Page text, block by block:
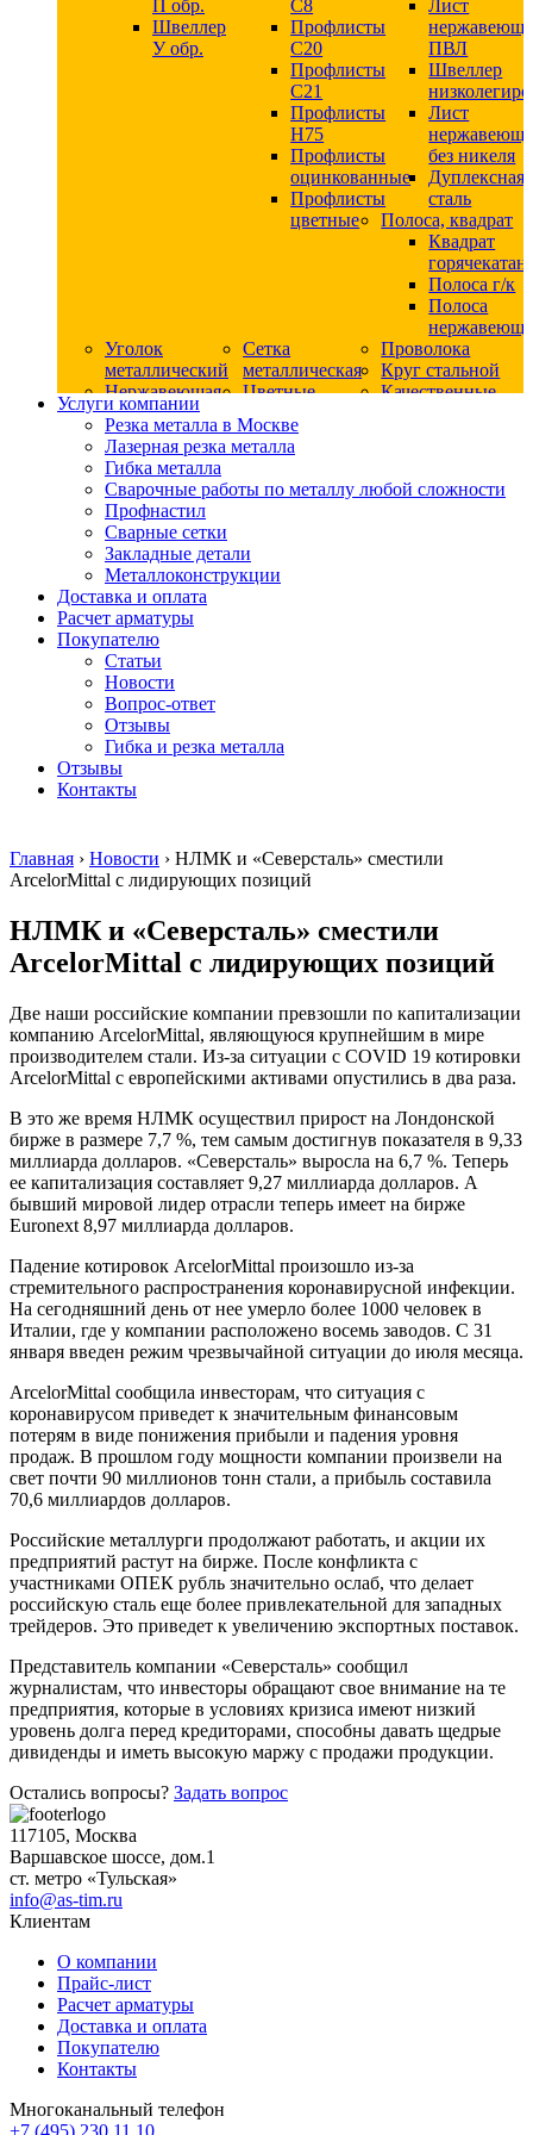
П обр.
Швеллер
У обр.
С8
Профлисты
С20
Профлисты
C21
Профлисты
Н75
Профлисты
оцинкованные
Профлисты
цветные
Лист
ПВЛ
Швеллер
Лист
без никеля
Дуплексная
сталь
Полоса, квадрат
Квадрат
Полоса г/к
Полоса
Уголок
металлический
Сетка
металлическая
Проволока
Круг стальной
Нержавеющая
сталь
Квадрат
нержавеющий
никельсодержащий
Круг
нержавеющий
безникелевый
жаропрочный
Круг
нержавеющий
никельсодержащий
Шестигранник
нержавеющий
никельсодержащий
Шестигранник
нержавеющий
безникелевый
Трубы
нержавеющие
AISI
прямоугольные
Трубы
электросварные
AISI
квадратные
Трубы
электросварные
AISI
Трубы
нержавеющие
перфорированные
Трубы
бесшовные
Цветные
Шестигранник
дюралевый
дюралевый
Общестроительный
профиль
Плита
Профиль
(вентиляционный)
Тавр
алюминиевый
Труба
Уголок
алюминиевый
Фольга
алюминиевая
Чушка
алюминиевая
алюминиевый
Шина
алюминиевая
Шестигранник
латунный
латунный
Круг
латунный
(пруток)
Лента
латунный
Труба
латунная
Шина
медная
медный
(пруток)
Лента
медная
Лист
Качественные
Отводы
стальные
Переходы
Трубы
PP-R
Фланцы
Заглушки
стальные
Тройники
стальные
Хомуты
шпилька
Опоры
стальные
Задвижки
чугунные
Группы
товары
Фитинги
Фитинги
резьбовые
резьбовые
стальные
Фитинги
резьбовые
Услуги компании
Резка металла в Москве
Лазерная резка металла
Гибка металла
Сварочные работы по металлу любой сложности
Профнастил
Сварные сетки
Закладные детали
Металлоконструкции
Доставка и оплата
Расчет арматуры
Покупателю
Статьи
Новости
Вопрос-ответ
Отзывы
Гибка и резка металла
Отзывы
Контакты
Главная › Новости › НЛМК и «Северсталь» сместили
ArcelorMittal с лидирующих позиций
НЛМК и «Северсталь» сместили
ArcelorMittal с лидирующих позиций
Две наши российские компании превзошли по капитализации
компанию ArcelorMittal, являющуюся крупнейшим в мире
производителем стали. Из-за ситуации с COVID 19 котировки
ArcelorMittal с европейскими активами опустились в два раза.
В это же время НЛМК осуществил прирост на Лондонской
бирже в размере 7,7 %, тем самым достигнув показателя в 9,33
миллиарда долларов. «Северсталь» выросла на 6,7 %. Теперь
ее капитализация составляет 9,27 миллиарда долларов. А
бывший мировой лидер отрасли теперь имеет на бирже
Euronext 8,97 миллиарда долларов.
Падение котировок ArcelorMittal произошло из-за
стремительного распространения коронавирусной инфекции.
На сегодняшний день от нее умерло более 1000 человек в
Италии, где у компании расположено восемь заводов. С 31
января введен режим чрезвычайной ситуации до июля месяца.
ArcelorMittal сообщила инвесторам, что ситуация с
коронавирусом приведет к значительным финансовым
потерям в виде понижения прибыли и падения уровня
продаж. В прошлом году мощности компании произвели на
свет почти 90 миллионов тонн стали, а прибыль составила
70,6 миллиардов долларов.
Российские металлурги продолжают работать, и акции их
предприятий растут на бирже. После конфликта с
участниками ОПЕК рубль значительно ослаб, что делает
российскую сталь еще более привлекательной для западных
трейдеров. Это приведет к увеличению экспортных поставок.
Представитель компании «Северсталь» сообщил
журналистам, что инвесторы обращают свое внимание на те
предприятия, которые в условиях кризиса имеют низкий
уровень долга перед кредиторами, способны давать щедрые
дивиденды и иметь высокую маржу с продажи продукции.
Остались вопросы? Задать вопрос
117105, Москва
Варшавское шоссе, дом.1
ст. метро «Тульская»
info@as-tim.ru
Клиентам
О компании
Прайс-лист
Расчет арматуры
Доставка и оплата
Покупателю
Контакты
Многоканальный телефон
+7 (495) 230 11 10